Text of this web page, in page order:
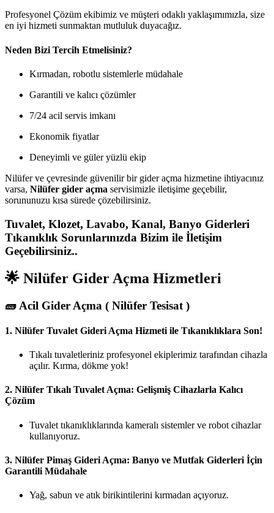
Profesyonel Çözüm ekibimiz ve müşteri odaklı yaklaşımımızla, size
en iyi hizmeti sunmaktan mutluluk duyacağız.
Neden Bizi Tercih Etmelisiniz?
Kırmadan, robotlu sistemlerle müdahale
Garantili ve kalıcı çözümler
7/24 acil servis imkanı
Ekonomik fiyatlar
Deneyimli ve güler yüzlü ekip
Nilüfer ve çevresinde güvenilir bir gider açma hizmetine ihtiyacınız
varsa, Nilüfer gider açma servisimizle iletişime geçebilir,
sorununuzu kısa sürede çözebilirsiniz.
Tuvalet, Klozet, Lavabo, Kanal, Banyo Giderleri
Tıkanıklık Sorunlarınızda Bizim ile İletişim
Geçebilirsiniz..
🌟 Nilüfer Gider Açma Hizmetleri
🧱 Acil Gider Açma ( Nilüfer Tesisat )
1. Nilüfer Tuvalet Gideri Açma Hizmeti ile Tıkanıklıklara Son!
Tıkalı tuvaletleriniz profesyonel ekiplerimiz tarafından cihazla
açılır. Kırma, dökme yok!
2. Nilüfer Tıkalı Tuvalet Açma: Gelişmiş Cihazlarla Kalıcı
Çözüm
Tuvalet tıkanıklıklarında kameralı sistemler ve robot cihazlar
kullanıyoruz.
3. Nilüfer Pimaş Gideri Açma: Banyo ve Mutfak Giderleri İçin
Garantili Müdahale
Yağ, sabun ve atık birikintilerini kırmadan açıyoruz.